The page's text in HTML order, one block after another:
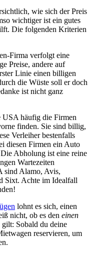
wie sich der Preis
wichtiger ist ein gutes
Die folgenden Kriterien
Firma verfolgt eine
Preise, andere auf
Linie einen billigen
die Wüste soll er doch
ist nicht ganz
USA häufig die Firmen
finden. Sie sind billig,
Verleiher bestenfalls
diesen Firmen ein Auto
Die Abholung ist eine reine
Wartezeiten
sind Alamo, Avis,
Sixt. Achte im Idealfall
lohnt es sich, einen
nicht, ob es den einen
Sobald du deine
reservieren, um